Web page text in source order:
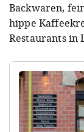
Backwaren,
hippe
Restaurants in